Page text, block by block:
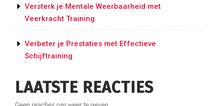
Versterk je Mentale Weerbaarheid met
Veerkracht Training
Verbeter je Prestaties met Effectieve
Schijftraining
LAATSTE REACTIES